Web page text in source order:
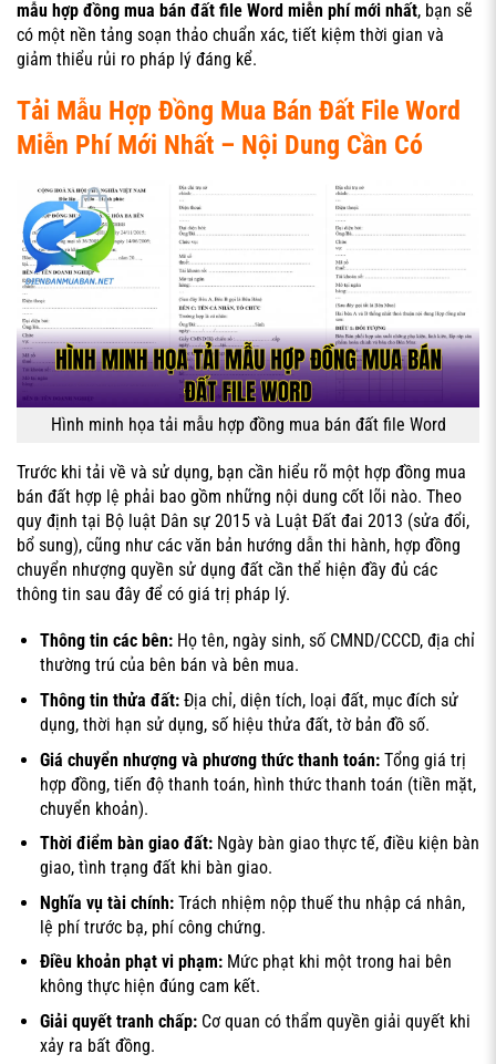
mẫu hợp đồng mua bán đất file Word miễn phí mới nhất, bạn sẽ
có một nền tảng soạn thảo chuẩn xác, tiết kiệm thời gian và
giảm thiểu rủi ro pháp lý đáng kể.
Tải Mẫu Hợp Đồng Mua Bán Đất File Word
Miễn Phí Mới Nhất – Nội Dung Cần Có
Hình minh họa tải mẫu hợp đồng mua bán đất file Word
Trước khi tải về và sử dụng, bạn cần hiểu rõ một hợp đồng mua
bán đất hợp lệ phải bao gồm những nội dung cốt lõi nào. Theo
quy định tại Bộ luật Dân sự 2015 và Luật Đất đai 2013 (sửa đổi,
bổ sung), cũng như các văn bản hướng dẫn thi hành, hợp đồng
chuyển nhượng quyền sử dụng đất cần thể hiện đầy đủ các
thông tin sau đây để có giá trị pháp lý.
Thông tin các bên:Họ tên, ngày sinh, số CMND/CCCD, địa chỉ
thường trú của bên bán và bên mua.
Thông tin thửa đất:Địa chỉ, diện tích, loại đất, mục đích sử
dụng, thời hạn sử dụng, số hiệu thửa đất, tờ bản đồ số.
Giá chuyển nhượng và phương thức thanh toán:Tổng giá trị
hợp đồng, tiến độ thanh toán, hình thức thanh toán (tiền mặt,
chuyển khoản).
Thời điểm bàn giao đất:Ngày bàn giao thực tế, điều kiện bàn
giao, tình trạng đất khi bàn giao.
Nghĩa vụ tài chính:Trách nhiệm nộp thuế thu nhập cá nhân,
lệ phí trước bạ, phí công chứng.
Điều khoản phạt vi phạm:Mức phạt khi một trong hai bên
không thực hiện đúng cam kết.
Giải quyết tranh chấp:Cơ quan có thẩm quyền giải quyết khi
xảy ra bất đồng.